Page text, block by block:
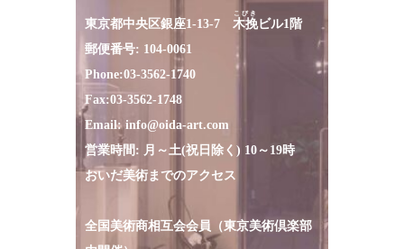
東京都中央区銀座1-13-7 木挽
こびき
ビル1階
郵便番号: 104-0061
Phone:03-3562-1740
Fax:03-3562-1748
Email: info@oida-art.com
営業時間: 月～土(祝日除く) 10～19時
おいだ美術までのアクセス
全国美術商相互会会員（東京美術倶楽部